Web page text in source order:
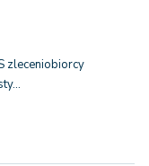
zleceniobiorcy